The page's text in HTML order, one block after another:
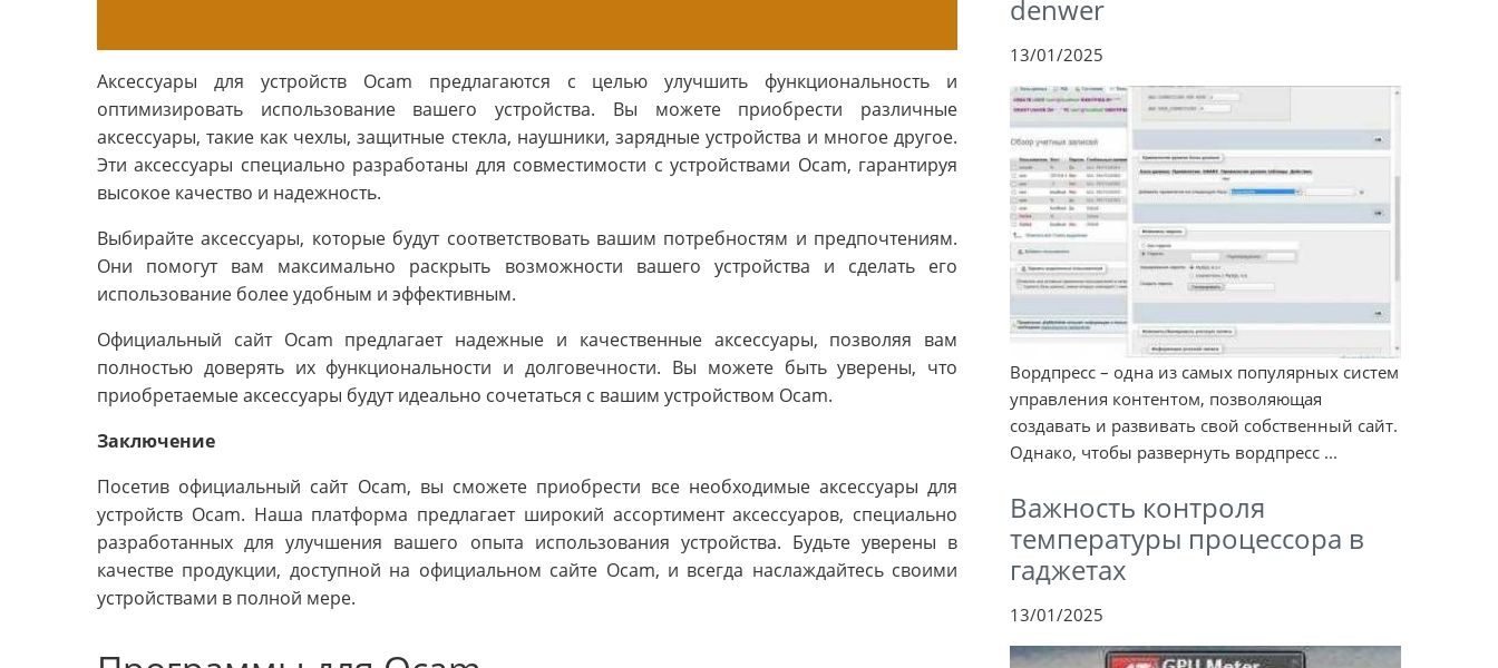
Аксессуары для устройств Ocam предлагаются с целью улучшить функциональность и
оптимизировать использование вашего устройства. Вы можете приобрести различные
аксессуары, такие как чехлы, защитные стекла, наушники, зарядные устройства и многое другое.
Эти аксессуары специально разработаны для совместимости с устройствами Ocam, гарантируя
высокое качество и надежность.
Выбирайте аксессуары, которые будут соответствовать вашим потребностям и предпочтениям.
Они помогут вам максимально раскрыть возможности вашего устройства и сделать его
использование более удобным и эффективным.
Официальный сайт Ocam предлагает надежные и качественные аксессуары, позволяя вам
полностью доверять их функциональности и долговечности. Вы можете быть уверены, что
приобретаемые аксессуары будут идеально сочетаться с вашим устройством Ocam.
Заключение
Посетив официальный сайт Ocam, вы сможете приобрести все необходимые аксессуары для
устройств Ocam. Наша платформа предлагает широкий ассортимент аксессуаров, специально
разработанных для улучшения вашего опыта использования устройства. Будьте уверены в
качестве продукции, доступной на официальном сайте Ocam, и всегда наслаждайтесь своими
устройствами в полной мере.
denwer
13/01/2025
Вордпресс – одна из самых популярных систем
управления контентом, позволяющая
создавать и развивать свой собственный сайт.
Однако, чтобы развернуть вордпресс ...
Важность контроля
температуры процессора в
гаджетах
13/01/2025